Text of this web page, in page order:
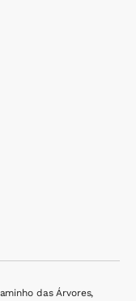
das Árvores,